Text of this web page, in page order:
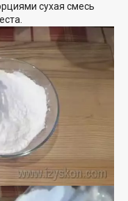
сухая смесь